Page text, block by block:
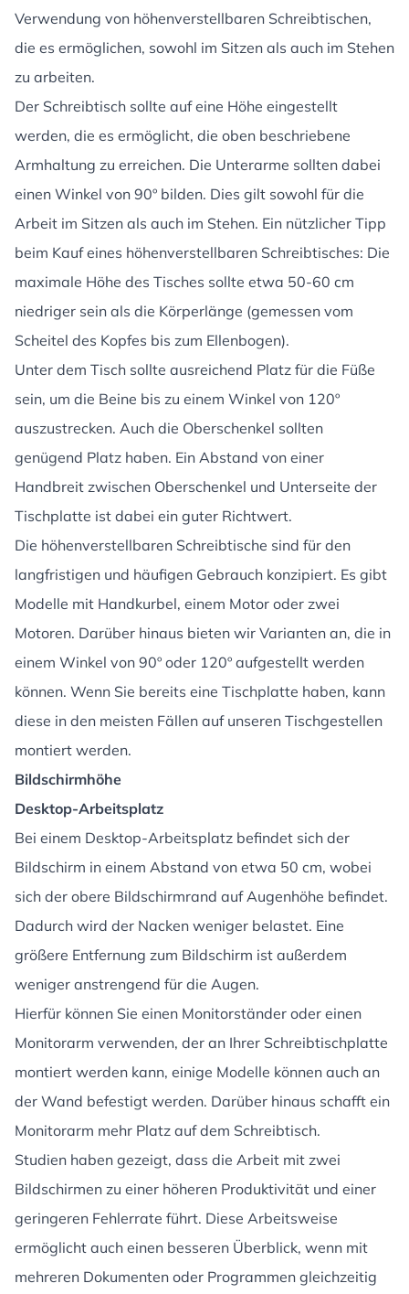
Verwendung von höhenverstellbaren Schreibtischen,
die es ermöglichen, sowohl im Sitzen als auch im Stehen
zu arbeiten.
Der Schreibtisch sollte auf eine Höhe eingestellt
werden, die es ermöglicht, die oben beschriebene
Armhaltung zu erreichen. Die Unterarme sollten dabei
einen Winkel von 90º bilden. Dies gilt sowohl für die
Arbeit im Sitzen als auch im Stehen. Ein nützlicher Tipp
beim Kauf eines höhenverstellbaren Schreibtisches: Die
maximale Höhe des Tisches sollte etwa 50-60 cm
niedriger sein als die Körperlänge (gemessen vom
Scheitel des Kopfes bis zum Ellenbogen).
Unter dem Tisch sollte ausreichend Platz für die Füße
sein, um die Beine bis zu einem Winkel von 120º
auszustrecken. Auch die Oberschenkel sollten
genügend Platz haben. Ein Abstand von einer
Handbreit zwischen Oberschenkel und Unterseite der
Tischplatte ist dabei ein guter Richtwert.
Die höhenverstellbaren Schreibtische sind für den
langfristigen und häufigen Gebrauch konzipiert. Es gibt
Modelle mit Handkurbel, einem Motor oder zwei
Motoren. Darüber hinaus bieten wir Varianten an, die in
einem Winkel von 90º oder 120º aufgestellt werden
können. Wenn Sie bereits eine Tischplatte haben, kann
diese in den meisten Fällen auf unseren Tischgestellen
montiert werden.
Bildschirmhöhe
Desktop-Arbeitsplatz
Bei einem Desktop-Arbeitsplatz befindet sich der
Bildschirm in einem Abstand von etwa 50 cm, wobei
sich der obere Bildschirmrand auf Augenhöhe befindet.
Dadurch wird der Nacken weniger belastet. Eine
größere Entfernung zum Bildschirm ist außerdem
weniger anstrengend für die Augen.
Hierfür können Sie einen Monitorständer oder einen
Monitorarm verwenden, der an Ihrer Schreibtischplatte
montiert werden kann, einige Modelle können auch an
der Wand befestigt werden. Darüber hinaus schafft ein
Monitorarm mehr Platz auf dem Schreibtisch.
Studien haben gezeigt, dass die Arbeit mit zwei
Bildschirmen zu einer höheren Produktivität und einer
geringeren Fehlerrate führt. Diese Arbeitsweise
ermöglicht auch einen besseren Überblick, wenn mit
mehreren Dokumenten oder Programmen gleichzeitig